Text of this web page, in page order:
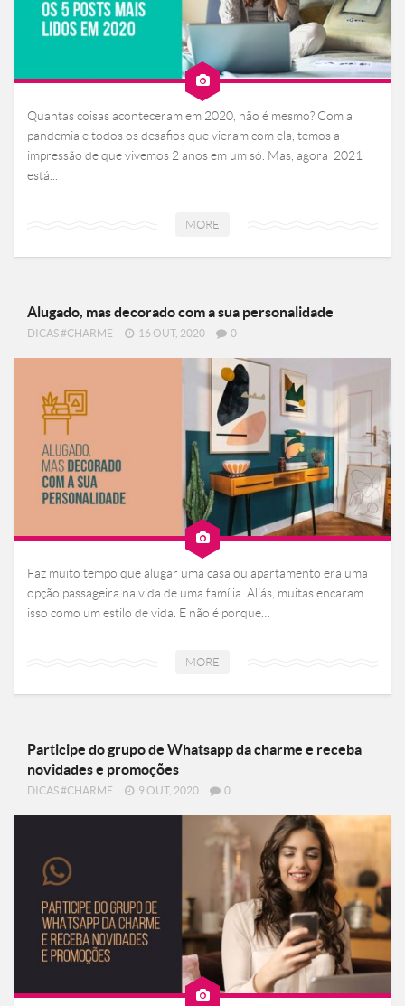
Quantas coisas aconteceram em 2020, não é mesmo? Com a
pandemia e todos os desafios que vieram com ela, temos a
impressão de que vivemos 2 anos em um só. Mas, agora 2021
está...
MORE
Alugado, mas decorado com a sua personalidade
DICAS #CHARME 16 OUT, 2020 0
Faz muito tempo que alugar uma casa ou apartamento era uma
opção passageira na vida de uma família. Aliás, muitas encaram
isso como um estilo de vida. E não é porque…
MORE
Participe do grupo de Whatsapp da charme e receba
novidades e promoções
DICAS #CHARME 9 OUT, 2020 0